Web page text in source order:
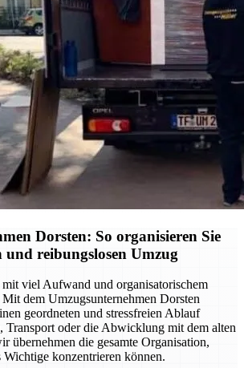
Dorsten: So organisieren Sie
und reibungslosen Umzug
viel Aufwand und organisatorischem
dem Umzugsunternehmen Dorsten
geordneten und stressfreien Ablauf
Transport oder die Abwicklung mit dem alten
übernehmen die gesamte Organisation,
Wichtige konzentrieren können.